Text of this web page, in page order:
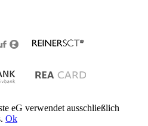
eG verwendet ausschließlich
Ok